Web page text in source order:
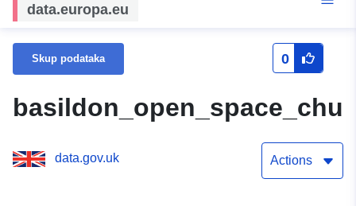
data.europa.eu
Skup podataka 0
data.gov.uk Actions